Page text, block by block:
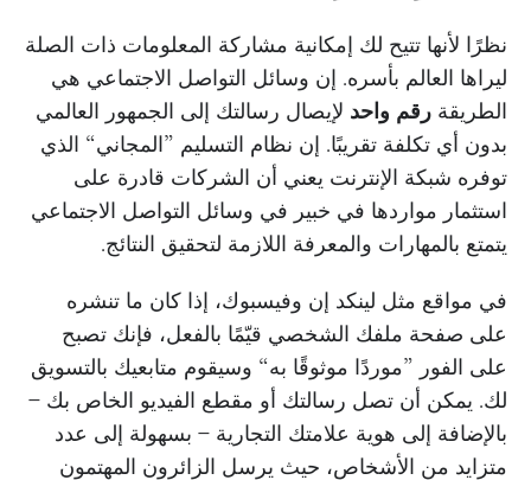
نظرًا لأنها تتيح لك إمكانية مشاركة المعلومات ذات الصلة
ليراها العالم بأسره. إن وسائل التواصل الاجتماعي هي
الطريقة رقم واحد لإيصال رسالتك إلى الجمهور العالمي
بدون أي تكلفة تقريبًا. إن نظام التسليم ”المجاني“ الذي
توفره شبكة الإنترنت يعني أن الشركات قادرة على
استثمار مواردها في خبير في وسائل التواصل الاجتماعي
يتمتع بالمهارات والمعرفة اللازمة لتحقيق النتائج.
في مواقع مثل لينكد إن وفيسبوك، إذا كان ما تنشره
على صفحة ملفك الشخصي قيّمًا بالفعل، فإنك تصبح
على الفور ”موردًا موثوقًا به“ وسيقوم متابعيك بالتسويق
لك. يمكن أن تصل رسالتك أو مقطع الفيديو الخاص بك –
بالإضافة إلى هوية علامتك التجارية – بسهولة إلى عدد
متزايد من الأشخاص، حيث يرسل الزائرون المهتمون